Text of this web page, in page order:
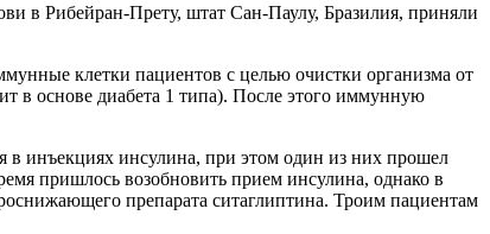
в Рибейран-Прету, штат Сан-Паулу, Бразилия, приняли
клетки пациентов с целью очистки организма от
в основе диабета 1 типа). После этого иммунную
в инъекциях инсулина, при этом один из них прошел
пришлось возобновить прием инсулина, однако в
препарата ситаглиптина. Троим пациентам